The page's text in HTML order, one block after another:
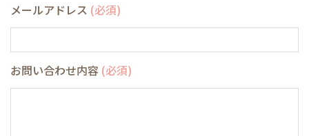
メールアドレス (必須)
お問い合わせ内容 (必須)